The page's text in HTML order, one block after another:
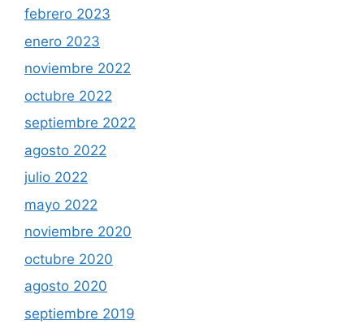
febrero 2023
enero 2023
noviembre 2022
octubre 2022
septiembre 2022
agosto 2022
julio 2022
mayo 2022
noviembre 2020
octubre 2020
agosto 2020
septiembre 2019